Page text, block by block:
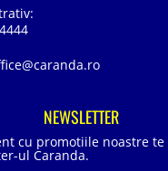
NEWSLETTER
cu promotiile noastre te
ul Caranda.